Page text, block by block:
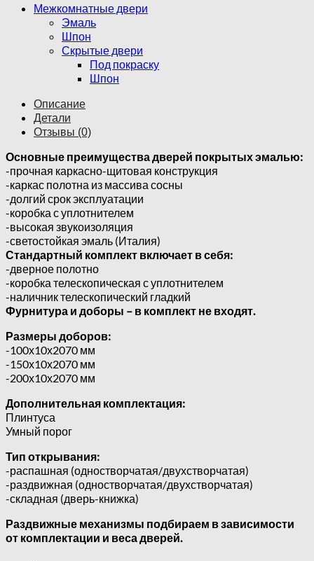
Межкомнатные двери
Эмаль
Шпон
Скрытые двери
Под покраску
Шпон
Описание
Детали
Отзывы (0)
Основные преимущества дверей покрытых эмалью:
-прочная каркасно-щитовая конструкция
-каркас полотна из массива сосны
-долгий срок эксплуатации
-коробка с уплотнителем
-высокая звукоизоляция
-светостойкая эмаль (Италия)
Стандартный комплект включает в себя:
-дверное полотно
-коробка телескопическая с уплотнителем
-наличник телескопический гладкий
Фурнитура и доборы – в комплект не входят.
Размеры доборов:
-100х10х2070 мм
-150х10х2070 мм
-200х10х2070 мм
Дополнительная комплектация:
Плинтуса
Умный порог
Тип открывания:
-распашная (одностворчатая/двухстворчатая)
-раздвижная (одностворчатая/двухстворчатая)
-складная (дверь-книжка)
Раздвижные механизмы подбираем в зависимости
от комплектации и веса дверей.